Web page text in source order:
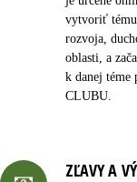
vytvoriť tému
rozvoja,
oblasti, a
k danej
CLUBU.
ZĽAVY A